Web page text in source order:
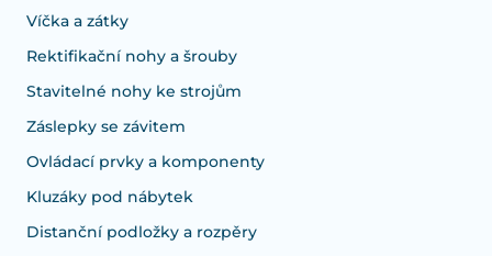
Víčka a zátky
Rektifikační nohy a šrouby
Stavitelné nohy ke strojům
Záslepky se závitem
Ovládací prvky a komponenty
Kluzáky pod nábytek
Distanční podložky a rozpěry